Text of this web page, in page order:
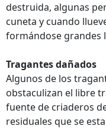
destruida, algunas
cuneta y cuando
formándose grandes
Tragantes dañados
Algunos de los
obstaculizan el libre
fuente de criaderos
residuales que se